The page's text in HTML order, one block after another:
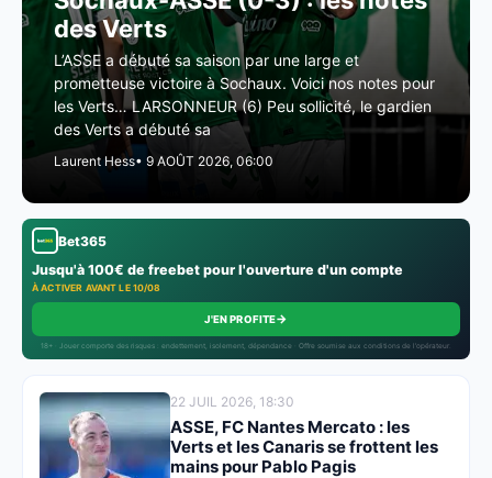
des Verts
L’ASSE a débuté sa saison par une large et
prometteuse victoire à Sochaux. Voici nos notes pour
les Verts… LARSONNEUR (6) Peu sollicité, le gardien
des Verts a débuté sa
Laurent Hess• 9 AOÛT 2026, 06:00
Bet365
Jusqu'à 100€ de freebet pour l'ouverture d'un compte
À ACTIVER AVANT LE 10/08
J'EN PROFITE→
18+ · Jouer comporte des risques : endettement, isolement, dépendance · Offre soumise aux conditions de l’opérateur.
22 JUIL 2026, 18:30
ASSE, FC Nantes Mercato : les
Verts et les Canaris se frottent les
mains pour Pablo Pagis